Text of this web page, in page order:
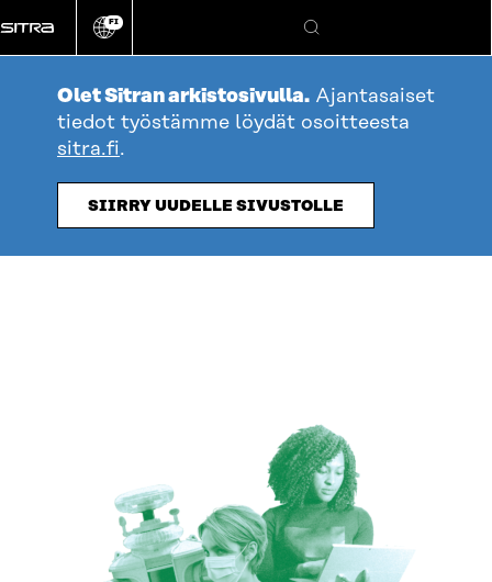
suoraan
sisältöön
Vaihda
kieli
FI
Hae
Olet Sitran arkistosivulla. Ajantasaiset
tiedot työstämme löydät osoitteesta
sitra.fi.
SIIRRY UUDELLE SIVUSTOLLE